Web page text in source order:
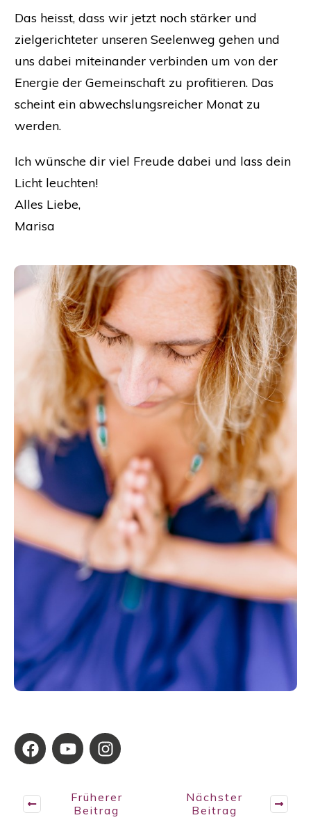
Das heisst, dass wir jetzt noch stärker und
zielgerichteter unseren Seelenweg gehen und
uns dabei miteinander verbinden um von der
Energie der Gemeinschaft zu profitieren. Das
scheint ein abwechslungsreicher Monat zu
werden.
Ich wünsche dir viel Freude dabei und lass dein
Licht leuchten!
Alles Liebe,
Marisa
Früherer
Beitrag
Nächster
Beitrag